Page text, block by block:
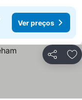
Ver preços
Partilhar